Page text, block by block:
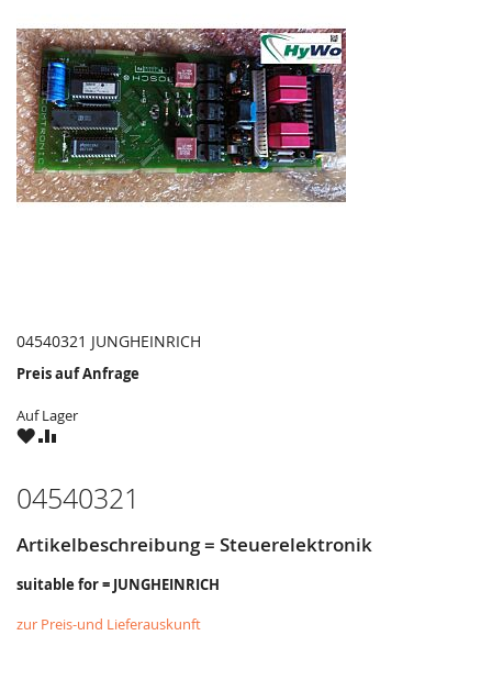
04540321 JUNGHEINRICH
Preis auf Anfrage
Auf Lager
ZUZU
04540321
Artikelbeschreibung = Steuerelektronik
suitable for = JUNGHEINRICH
zur Preis-und Lieferauskunft